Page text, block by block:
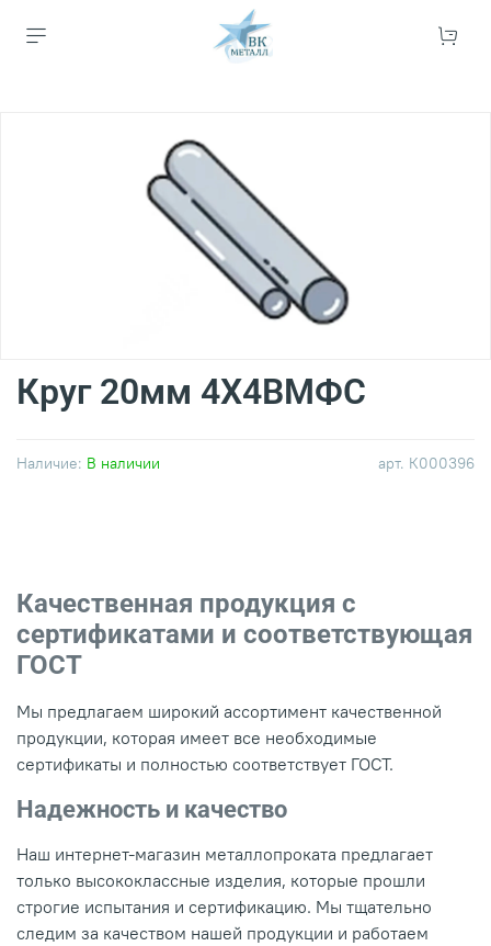
арт. К000396
Наличие: В наличии
Круг 20мм 4Х4ВМФС
Качественная продукция с
сертификатами и соответствующая
ГОСТ
Мы предлагаем широкий ассортимент качественной
продукции, которая имеет все необходимые
сертификаты и полностью соответствует ГОСТ.
Надежность и качество
Наш интернет-магазин металлопроката предлагает
только высококлассные изделия, которые прошли
строгие испытания и сертификацию. Мы тщательно
следим за качеством нашей продукции и работаем